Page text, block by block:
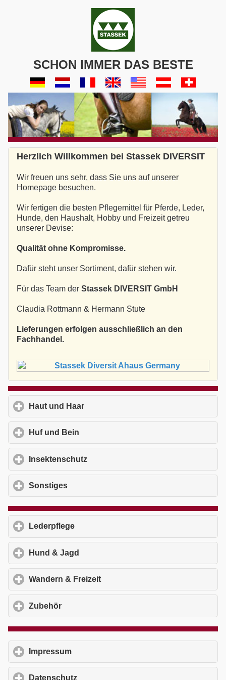
SCHON IMMER DAS BESTE
Herzlich Willkommen bei Stassek DIVERSIT
Wir freuen uns sehr, dass Sie uns auf unserer
Homepage besuchen.
Wir fertigen die besten Pflegemittel für Pferde, Leder,
Hunde, den Haushalt, Hobby und Freizeit getreu
unserer Devise:
Qualität ohne Kompromisse.
Dafür steht unser Sortiment, dafür stehen wir.
Für das Team der Stassek DIVERSIT GmbH
Claudia Rottmann & Hermann Stute
Lieferungen erfolgen ausschließlich an den
Fachhandel.
Haut und Haar
Huf und Bein
Insektenschutz
Sonstiges
Lederpflege
Hund & Jagd
Wandern & Freizeit
Zubehör
Impressum
Datenschutz